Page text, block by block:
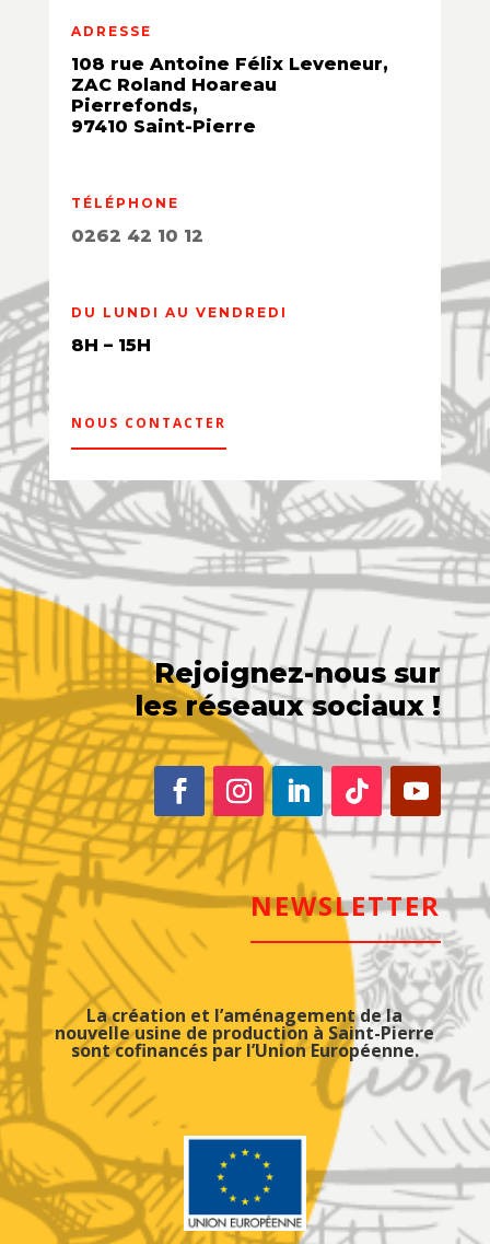
ADRESSE
108 rue Antoine Félix Leveneur,
ZAC Roland Hoareau
Pierrefonds,
97410 Saint-Pierre
TÉLÉPHONE
0262 42 10 12
DU LUNDI AU VENDREDI
8H – 15H
NOUS CONTACTER
Rejoignez-nous sur
les réseaux sociaux !
NEWSLETTER
La création et l’aménagement de la
nouvelle usine de production à Saint-Pierre
sont cofinancés par l’Union Européenne.